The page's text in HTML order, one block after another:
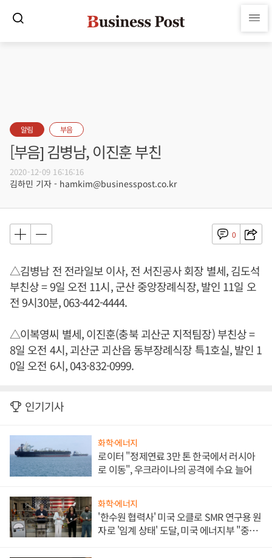
알림 부음
[부음] 김병남, 이진훈 부친
2020-12-09 16:16:16
김하민 기자 - hamkim@businesspost.co.kr
0
△김병남 전 전라일보 이사, 전 서진공사 회장 별세, 김도석
부친상 = 9일 오전 11시, 군산 중앙장례식장, 발인 11일 오
전 9시30분, 063-442-4444.
△이복영씨 별세, 이진훈(충북 괴산군 지적팀장) 부친상 =
8일 오전 4시, 괴산군 괴산읍 동부장례식장 특1호실, 발인 1
0일 오전 6시, 043-832-0999.
인기기사
화학·에너지
로이터 "정제연료 3만 톤 한국에서 러시아
로 이동", 우크라이나의 공격에 수요 늘어
화학·에너지
'한수원 협력사' 미국 오클로 SMR 연구용 원
자로 '임계 상태' 도달, 미국 에너지부 "중요